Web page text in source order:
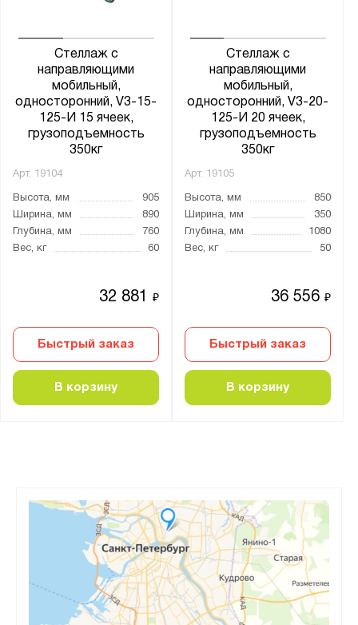
Стеллаж с
направляющими
мобильный,
односторонний, V3-15-
125-И 15 ячеек,
грузоподъемность
350кг
Арт. 19104
Высота, мм
905
Ширина, мм
890
Глубина, мм
760
Вес, кг
60
32 881₽
Быстрый заказ
В корзину
Стеллаж с
направляющими
мобильный,
односторонний, V3-20-
125-И 20 ячеек,
грузоподъемность
350кг
Арт. 19105
Высота, мм
850
Ширина, мм
350
Глубина, мм
1080
Вес, кг
50
36 556₽
Быстрый заказ
В корзину